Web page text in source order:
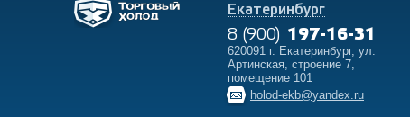
Екатеринбург
8 (900) 197-16-31
620091 г. Екатеринбург, ул.
Артинская, строение 7,
помещение 101
holod-ekb@yandex.ru